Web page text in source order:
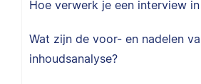
Hoe verwerk je een interview
Wat zijn de voor- en nadelen
inhoudsanalyse?